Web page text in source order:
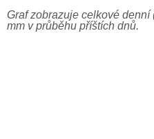
Graf zobrazuje celkové
mm v průběhu příštích dnů.